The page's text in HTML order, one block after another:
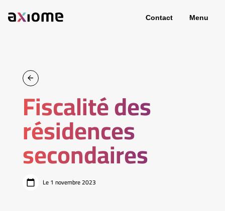
Contact Menu
Fiscalité des
résidences
secondaires
Le 1 novembre 2023